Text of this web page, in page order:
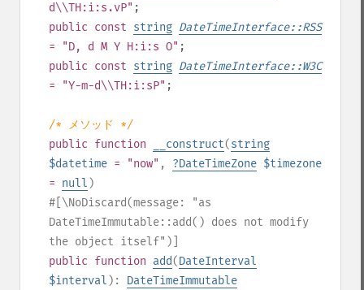
d\\TH:i:s.vP" ;
public const string DateTimeInterface::RSS
= "D, d M Y H:i:s O" ;
public const string DateTimeInterface::W3C
= "Y-m-d\\TH:i:sP" ;
/* メソッド */
public function __construct(string
$datetime = "now" , ?DateTimeZone $timezone
= null )
#[\NoDiscard(message: "as
DateTimeImmutable::add() does not modify
the object itself")]
public function add(DateInterval
$interval ): DateTimeImmutable